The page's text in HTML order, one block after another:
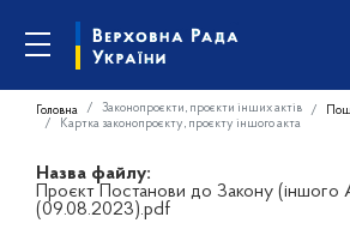
Головна Законопроєкти, проєкти інших актів
Картка законопроєкту, проєкту іншого акта
Назва файлу:
Проєкт Постанови до Закону (іншого
(09.08.2023).pdf